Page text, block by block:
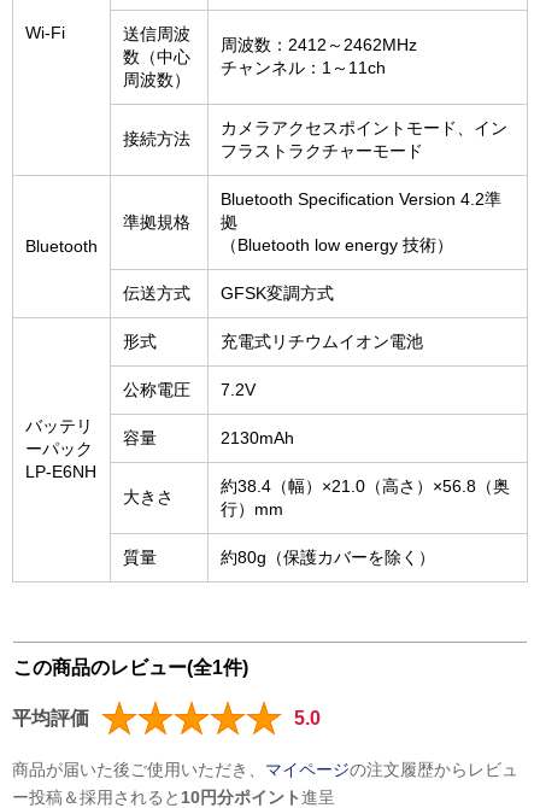
Wi-Fi
送信周波
数（中心
周波数）
周波数：2412～2462MHz
チャンネル：1～11ch
接続方法
カメラアクセスポイントモード、イン
フラストラクチャーモード
Bluetooth
準拠規格
Bluetooth Specification Version 4.2準
拠
（Bluetooth low energy 技術）
伝送方式 GFSK変調方式
バッテリ
ーパック
LP-E6NH
形式 充電式リチウムイオン電池
公称電圧 7.2V
容量 2130mAh
大きさ
約38.4（幅）×21.0（高さ）×56.8（奥
行）mm
質量 約80g（保護カバーを除く）
この商品のレビュー(全1件)
平均評価 5.0
商品が届いた後ご使用いただき、 マイページの注文履歴からレビュ
ー投稿＆採用されると 10円分ポイント進呈